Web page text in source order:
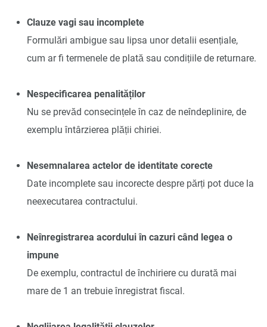
Clauze vagi sau incomplete
Formulări ambigue sau lipsa unor detalii esențiale,
cum ar fi termenele de plată sau condițiile de returnare.
Nespecificarea penalităților
Nu se prevăd consecințele în caz de neîndeplinire, de
exemplu întârzierea plății chiriei.
Nesemnalarea actelor de identitate corecte
Date incomplete sau incorecte despre părți pot duce la
neexecutarea contractului.
Neînregistrarea acordului în cazuri când legea o
impune
De exemplu, contractul de închiriere cu durată mai
mare de 1 an trebuie înregistrat fiscal.